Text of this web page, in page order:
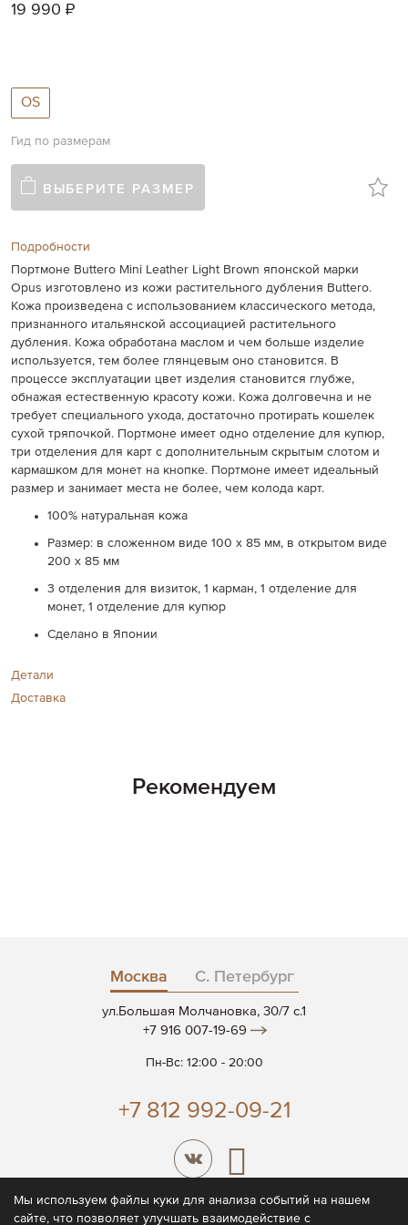
19 990 ₽
OS
Гид по размерам
ВЫБЕРИТЕ РАЗМЕР
Подробности
Портмоне Buttero Mini Leather Light Brown японской марки
Opus изготовлено из кожи растительного дубления Buttero.
Кожа произведена с использованием классического метода,
признанного итальянской ассоциацией растительного
дубления. Кожа обработана маслом и чем больше изделие
используется, тем более глянцевым оно становится. В
процессе эксплуатации цвет изделия становится глубже,
обнажая естественную красоту кожи. Кожа долговечна и не
требует специального ухода, достаточно протирать кошелек
сухой тряпочкой. Портмоне имеет одно отделение для купюр,
три отделения для карт с дополнительным скрытым слотом и
кармашком для монет на кнопке. Портмоне имеет идеальный
размер и занимает места не более, чем колода карт.
100% натуральная кожа
Размер: в сложенном виде 100 х 85 мм, в открытом виде
200 х 85 мм
3 отделения для визиток, 1 карман, 1 отделение для
монет, 1 отделение для купюр
Сделано в Японии
Детали
Доставка
Рекомендуем
Москва С. Петербург
ул.Большая Молчановка, 30/7 c.1
+7 916 007-19-69
Пн-Вс: 12:00 - 20:00
+7 812 992-09-21
Мы используем файлы куки для анализа событий на нашем
сайте, что позволяет улучшать взаимодействие с